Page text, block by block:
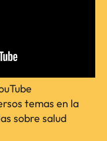
temas en la
sobre salud